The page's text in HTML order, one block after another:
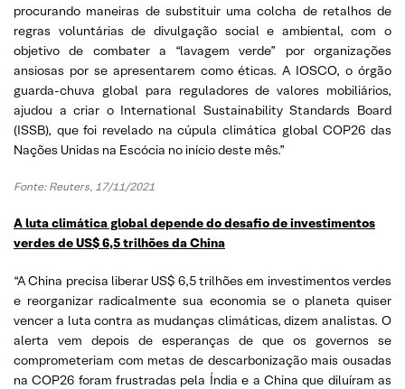
procurando maneiras de substituir uma colcha de retalhos de
regras voluntárias de divulgação social e ambiental, com o
objetivo de combater a “lavagem verde” por organizações
ansiosas por se apresentarem como éticas. A IOSCO, o órgão
guarda-chuva global para reguladores de valores mobiliários,
ajudou a criar o International Sustainability Standards Board
(ISSB), que foi revelado na cúpula climática global COP26 das
Nações Unidas na Escócia no início deste mês.”
Fonte: Reuters, 17/11/2021
A luta climática global depende do desafio de investimentos
verdes de US$ 6,5 trilhões da China
“A China precisa liberar US$ 6,5 trilhões em investimentos verdes
e reorganizar radicalmente sua economia se o planeta quiser
vencer a luta contra as mudanças climáticas, dizem analistas. O
alerta vem depois de esperanças de que os governos se
comprometeriam com metas de descarbonização mais ousadas
na COP26 foram frustradas pela Índia e a China que diluíram as